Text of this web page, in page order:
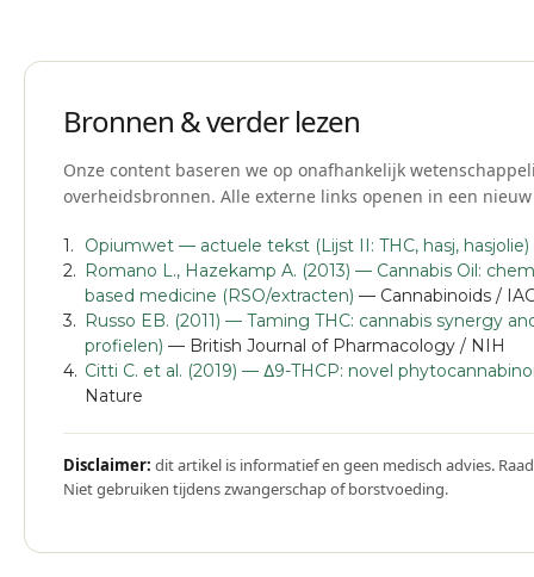
Bronnen & verder lezen
Onze content baseren we op onafhankelijk
overheidsbronnen. Alle externe links openen in een
Opiumwet — actuele tekst (Lijst II: THC, hasj, hasjolie)
Romano L., Hazekamp A. (2013) — Cannabis Oil:
based medicine (RSO/extracten) — Cannabinoids /
Russo EB. (2011) — Taming THC: cannabis synergy
profielen) — British Journal of Pharmacology / NIH
Citti C. et al. (2019) — Δ9-THCP: novel
Nature
Disclaimer: dit artikel is informatief en geen medisch advies.
Niet gebruiken tijdens zwangerschap of borstvoeding.